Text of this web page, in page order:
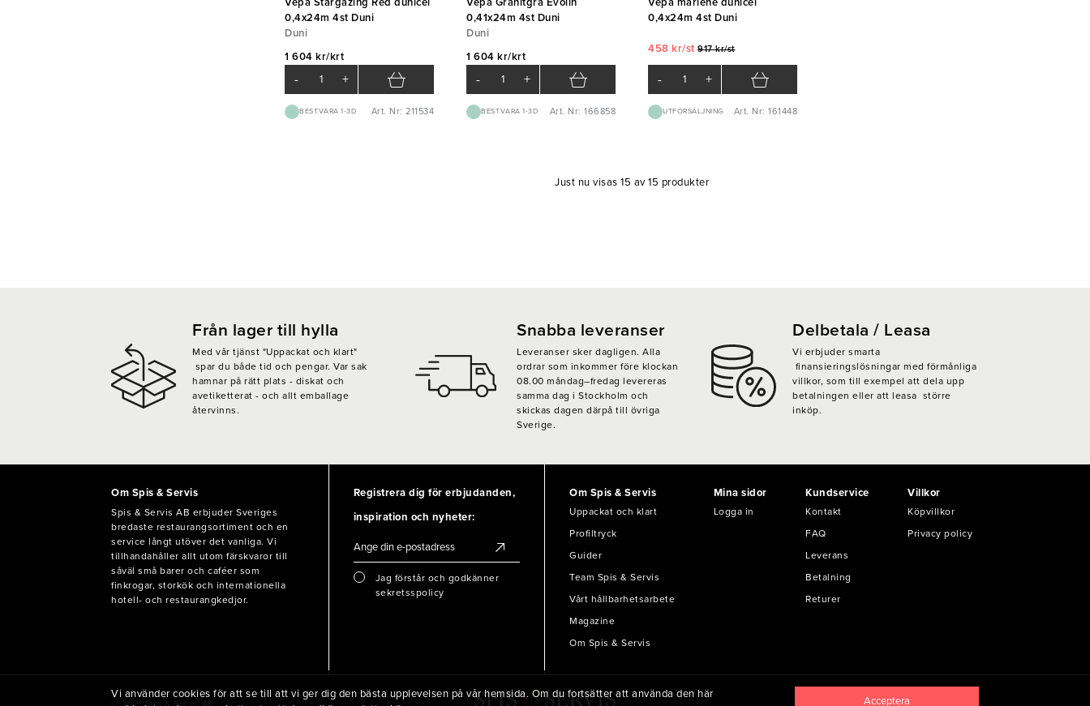
0,4x24m 4st Duni
Duni
1 604 kr/krt
- +
BEST.VARA 1-3D Art. Nr: 211534
0,41x24m 4st Duni
Duni
1 604 kr/krt
- +
BEST.VARA 1-3D Art. Nr: 166858
0,4x24m 4st Duni
458 kr/st 917 kr/st
- +
UTFÖRSÄLJNING Art. Nr: 161448
Just nu visas 15 av 15 produkter
Från lager till hylla
Med vår tjänst "Uppackat och klart"
spar du både tid och pengar. Var sak
hamnar på rätt plats - diskat och
avetiketterat - och allt emballage
återvinns.
Snabba leveranser
Leveranser sker dagligen. Alla
ordrar som inkommer före klockan
08.00 måndag–fredag levereras
samma dag i Stockholm och
skickas dagen därpå till övriga
Sverige.
Delbetala / Leasa
Vi erbjuder smarta
finansieringslösningar med förmånliga
villkor, som till exempel att dela upp
betalningen eller att leasa större
inköp.
Om Spis & Servis
Spis & Servis AB erbjuder Sveriges
bredaste restaurangsortiment och en
service långt utöver det vanliga. Vi
tillhandahåller allt utom färskvaror till
såväl små barer och caféer som
finkrogar, storkök och internationella
hotell- och restaurangkedjor.
Registrera dig för erbjudanden,
inspiration och nyheter:
Jag förstår och godkänner
sekretsspolicy
Om Spis & Servis
Uppackat och klart
Profiltryck
Guider
Team Spis & Servis
Vårt hållbarhetsarbete
Magazine
Om Spis & Servis
Mina sidor
Logga in
Kundservice
Kontakt
FAQ
Leverans
Betalning
Returer
Villkor
Köpvillkor
Privacy policy
© 2021 Spis & Servis AB
Vi använder cookies för att se till att vi ger dig den bästa upplevelsen på vår hemsida. Om du fortsätter att använda den här
Acceptera